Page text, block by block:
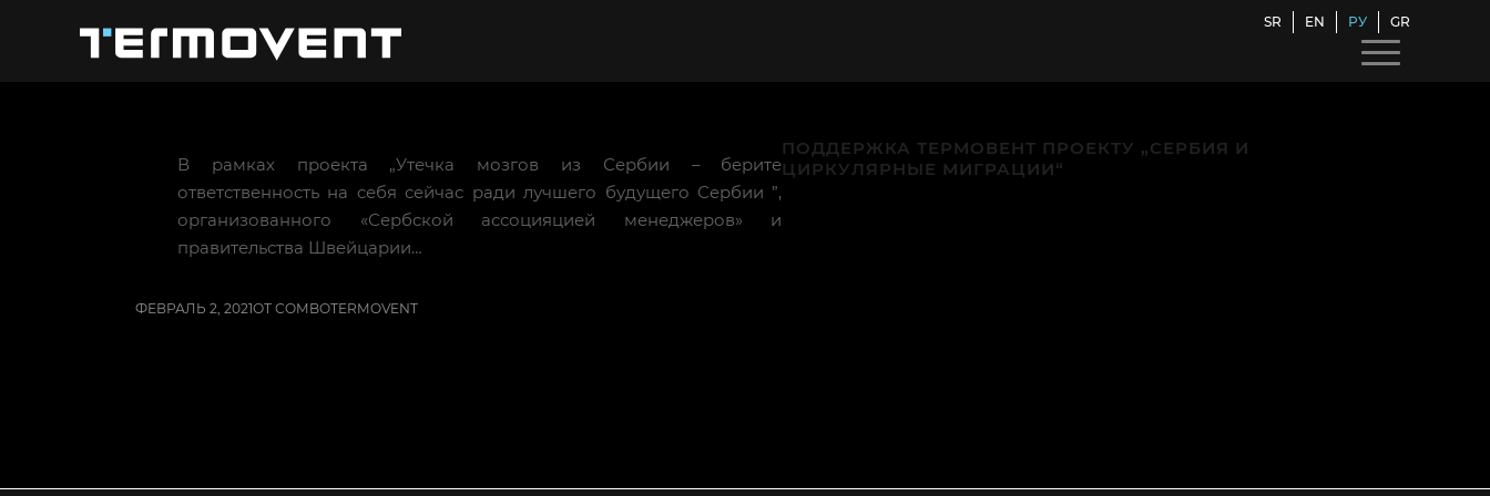
SR EN РУ GR
ПОДДЕРЖКА ТЕРМОВЕНТ ПРОЕКТУ „СЕРБИЯ И
ЦИРКУЛЯРНЫЕ МИГРАЦИИ“
В рамках проекта „Утечка мозгов из Сербии – берите
ответственность на себя сейчас ради лучшего будущего Сербии ”,
организованного «Сербской ассоцияцией менеджеров» и
правительства Швейцарии…
ФЕВРАЛЬ 2, 2021ОТ COMBOTERMOVENT